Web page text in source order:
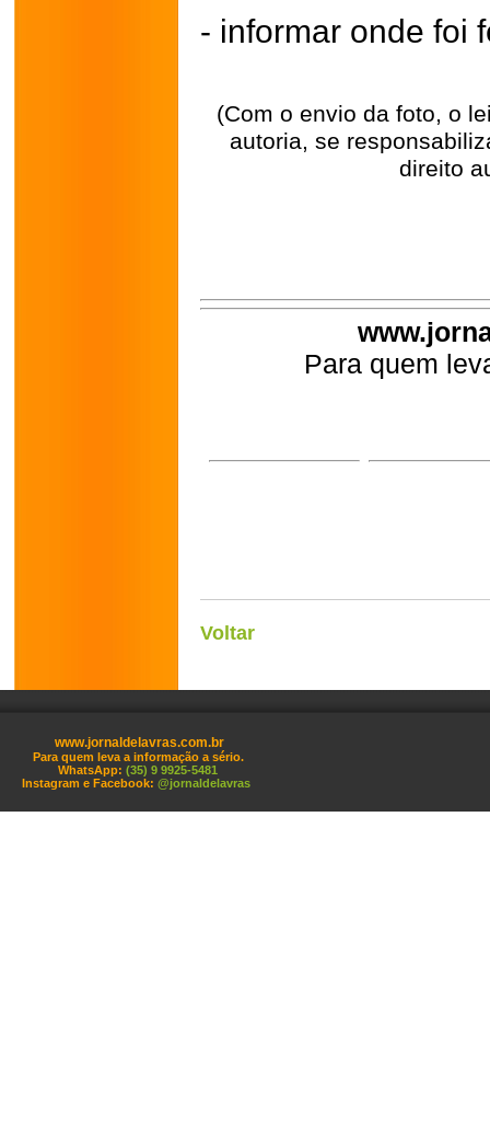
- informar onde foi
(Com o envio da foto, o
autoria, se
direito
Para quem
Voltar
www.jornaldelavras.com.br
Para quem leva a informação a sério.
WhatsApp: (35) 9 9925-5481
Instagram e Facebook: @jornaldelavras